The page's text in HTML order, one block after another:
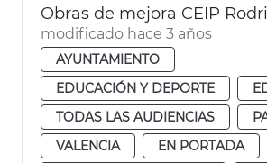
Obras de mejora CEIP
modificado hace 3 años
AYUNTAMIENTO
EDUCACIÓN Y DEPORTE
TODAS LAS AUDIENCIAS
VALENCIA
EN PORTADA